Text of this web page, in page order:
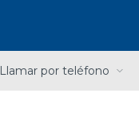
Llamar por teléfono